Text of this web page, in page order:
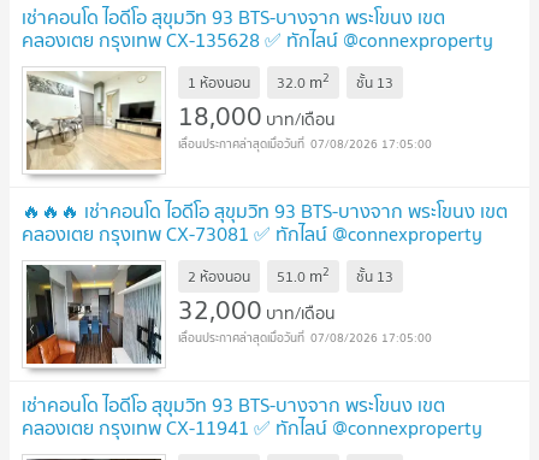
เช่าคอนโด ไอดีโอ สุขุมวิท 93 BTS-บางจาก พระโขนง เขต
คลองเตย กรุงเทพ CX-135628 ✅ ทักไลน์ @connexproperty
ตอบทันที ทีมงานมืออาชีพ ✅
1 ห้องนอน 32.0 m2 ชั้น 13
18,000 บาท/เดือน
07/08/2026 17:05:00
🔥🔥🔥 เช่าคอนโด ไอดีโอ สุขุมวิท 93 BTS-บางจาก พระโขนง เขต
คลองเตย กรุงเทพ CX-73081 ✅ ทักไลน์ @connexproperty
ตอบทันที ทีมงานมืออาชีพ ✅ 🔥🔥🔥
2 ห้องนอน 51.0 m2 ชั้น 13
32,000 บาท/เดือน
07/08/2026 17:05:00
เช่าคอนโด ไอดีโอ สุขุมวิท 93 BTS-บางจาก พระโขนง เขต
คลองเตย กรุงเทพ CX-11941 ✅ ทักไลน์ @connexproperty
ตอบทันที ทีมงานมืออาชีพ ✅